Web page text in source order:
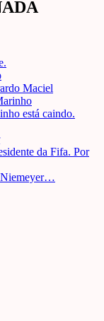
Maciel
está caindo.
da Fifa. Por
Niemeyer…